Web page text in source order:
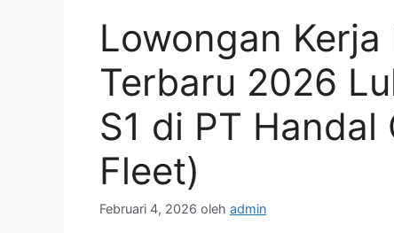
Lowongan
Terbaru 2026
S1 di PT Handal
Fleet)
Februari 4, 2026 oleh admin